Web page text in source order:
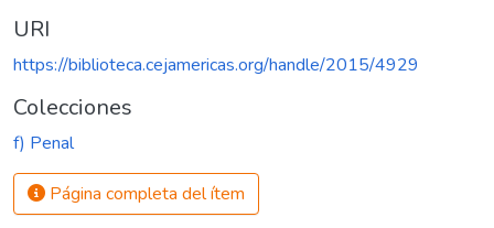
URI
https://biblioteca.cejamericas.org/handle/2015/4929
Colecciones
f) Penal
Página completa del ítem